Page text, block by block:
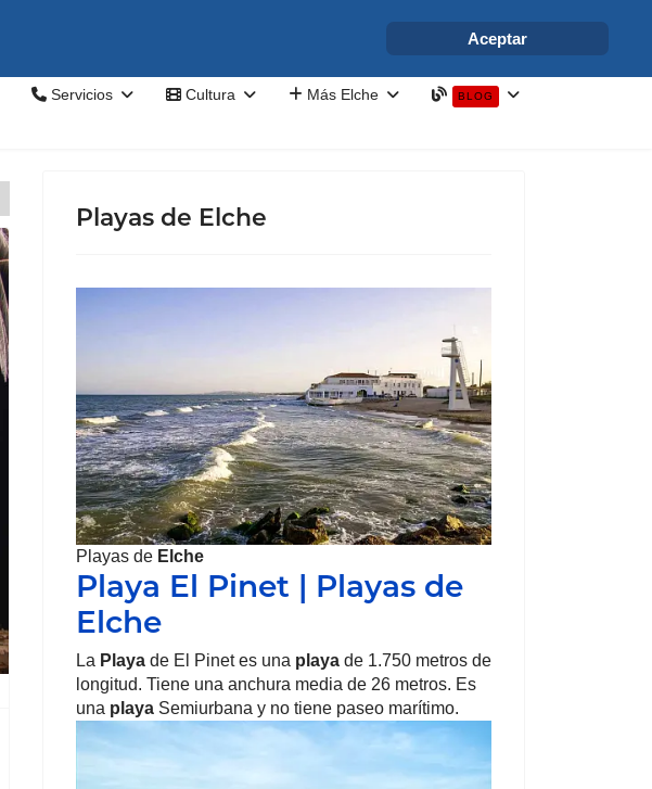
info@elchesemueve.com
Servicios Cultura Más Elche BLOG
Playas de Elche
Playas de Elche
Playa El Pinet | Playas de
Elche
La Playa de El Pinet es una playa de 1.750 metros de
longitud. Tiene una anchura media de 26 metros. Es
una playa Semiurbana y no tiene paseo marítimo.
Aceptar